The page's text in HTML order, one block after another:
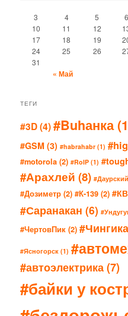
3
4 5 6
10
11 12
17
18 19
24
25 26
31
« Май
ТЕГИ
#3D(4)#Buhанка
#GSM (3) #habrahabr (1)
#motorola (2) #RoIP (1)
#Арахлей (8)
#Дозиметр (2) #К-139 (2)
#Саранакан (6)
#ЧертовПик (2)
#Ясногорск (1)
#автоэлектрика(7)
#байки у